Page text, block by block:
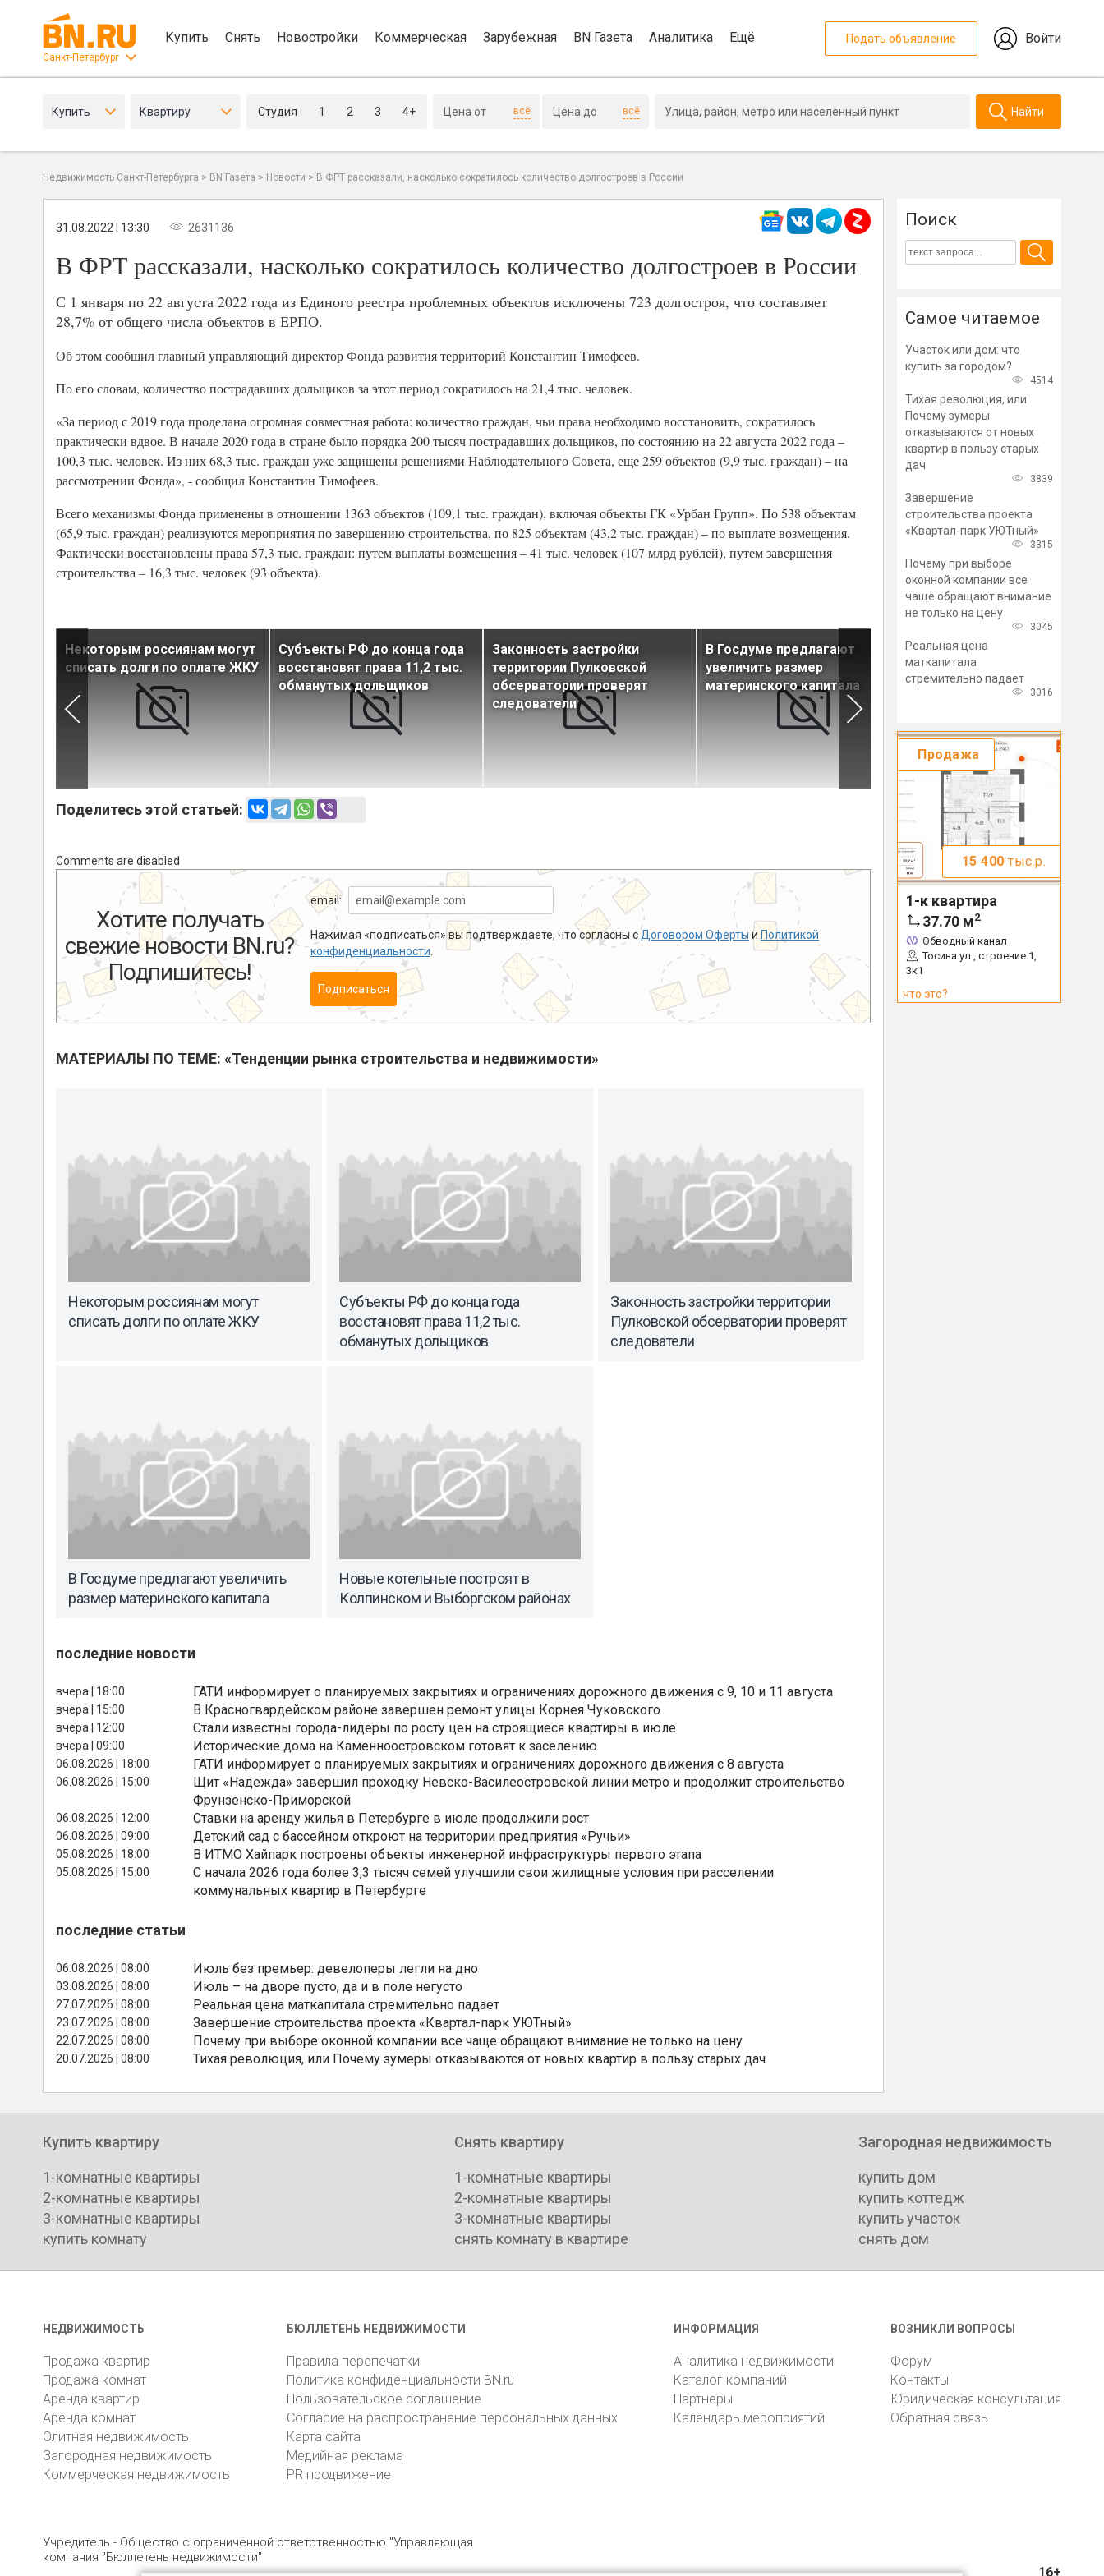
Санкт-Петербург
Купить Снять Новостройки Коммерческая Зарубежная BN Газета Аналитика Ещё Подать объявление Войти
Купить Квартиру Студия 1 2 3 4+ всё всё Найти
Недвижимость Санкт-Петербурга > BN Газета > Новости > В ФРТ рассказали, насколько сократилось количество долгостроев в России
31.08.2022 | 13:30 2631136
В ФРТ рассказали, насколько сократилось количество долгостроев в России
С 1 января по 22 августа 2022 года из Единого реестра проблемных объектов исключены 723 долгостроя, что составляет
28,7% от общего числа объектов в ЕРПО.
Об этом сообщил главный управляющий директор Фонда развития территорий Константин Тимофеев.
По его словам, количество пострадавших дольщиков за этот период сократилось на 21,4 тыс. человек.
«За период с 2019 года проделана огромная совместная работа: количество граждан, чьи права необходимо восстановить, сократилось
практически вдвое. В начале 2020 года в стране было порядка 200 тысяч пострадавших дольщиков, по состоянию на 22 августа 2022 года –
100,3 тыс. человек. Из них 68,3 тыс. граждан уже защищены решениями Наблюдательного Совета, еще 259 объектов (9,9 тыс. граждан) – на
рассмотрении Фонда», - сообщил Константин Тимофеев.
Всего механизмы Фонда применены в отношении 1363 объектов (109,1 тыс. граждан), включая объекты ГК «Урбан Групп». По 538 объектам
(65,9 тыс. граждан) реализуются мероприятия по завершению строительства, по 825 объектам (43,2 тыс. граждан) – по выплате возмещения.
Фактически восстановлены права 57,3 тыс. граждан: путем выплаты возмещения – 41 тыс. человек (107 млрд рублей), путем завершения
строительства – 16,3 тыс. человек (93 объекта).
Некоторым россиянам могут
списать долги по оплате ЖКУ
Субъекты РФ до конца года
восстановят права 11,2 тыс.
обманутых дольщиков
Законность застройки
территории Пулковской
обсерватории проверят
следователи
В Госдуме предлагают
увеличить размер
материнского капитала
Новые котельные построят
Колпинском и Выборгском
районах
Поделитесь этой статьей:
Comments are disabled
Хотите получать
свежие новости BN.ru?
Подпишитесь!
email:
Нажимая «подписаться» вы подтверждаете, что согласны с Договором Оферты и Политикой
конфиденциальности
Подписаться
МАТЕРИАЛЫ ПО ТЕМЕ: «Тенденции рынка строительства и недвижимости»
Некоторым россиянам могут
списать долги по оплате ЖКУ
Субъекты РФ до конца года
восстановят права 11,2 тыс.
обманутых дольщиков
Законность застройки территории
Пулковской обсерватории проверят
следователи
В Госдуме предлагают увеличить
размер материнского капитала
Новые котельные построят в
Колпинском и Выборгском районах
последние новости
вчера | 18:00 ГАТИ информирует о планируемых закрытиях и ограничениях дорожного движения с 9, 10 и 11 августа
вчера | 15:00 В Красногвардейском районе завершен ремонт улицы Корнея Чуковского
вчера | 12:00 Стали известны города-лидеры по росту цен на строящиеся квартиры в июле
вчера | 09:00 Исторические дома на Каменноостровском готовят к заселению
06.08.2026 | 18:00 ГАТИ информирует о планируемых закрытиях и ограничениях дорожного движения с 8 августа
06.08.2026 | 15:00
Щит «Надежда» завершил проходку Невско-Василеостровской линии метро и продолжит строительство
Фрунзенско-Приморской
06.08.2026 | 12:00 Ставки на аренду жилья в Петербурге в июле продолжили рост
06.08.2026 | 09:00 Детский сад с бассейном откроют на территории предприятия «Ручьи»
05.08.2026 | 18:00 В ИТМО Хайпарк построены объекты инженерной инфраструктуры первого этапа
05.08.2026 | 15:00
С начала 2026 года более 3,3 тысяч семей улучшили свои жилищные условия при расселении
коммунальных квартир в Петербурге
последние статьи
06.08.2026 | 08:00 Июль без премьер: девелоперы легли на дно
03.08.2026 | 08:00 Июль – на дворе пусто, да и в поле негусто
27.07.2026 | 08:00 Реальная цена маткапитала стремительно падает
23.07.2026 | 08:00 Завершение строительства проекта «Квартал-парк УЮТный»
22.07.2026 | 08:00 Почему при выборе оконной компании все чаще обращают внимание не только на цену
20.07.2026 | 08:00 Тихая революция, или Почему зумеры отказываются от новых квартир в пользу старых дач
Поиск
Самое читаемое
Участок или дом: что
купить за городом?
4514
Тихая революция, или
Почему зумеры
отказываются от новых
квартир в пользу старых
дач
3839
Завершение
строительства проекта
«Квартал-парк УЮТный»
3315
Почему при выборе
оконной компании все
чаще обращают внимание
не только на цену
3045
Реальная цена
маткапитала
стремительно падает
3016
Продажа
15 400 тыс.р.
1-к квартира
37.70 м2
Обводный канал
Тосина ул., строение 1,
3к1
что это?
Купить квартиру
1-комнатные квартиры
2-комнатные квартиры
3-комнатные квартиры
купить комнату
Снять квартиру
1-комнатные квартиры
2-комнатные квартиры
3-комнатные квартиры
снять комнату в квартире
Загородная недвижимость
купить дом
купить коттедж
купить участок
снять дом
НЕДВИЖИМОСТЬ
Продажа квартир
Продажа комнат
Аренда квартир
Аренда комнат
Элитная недвижимость
Загородная недвижимость
Коммерческая недвижимость
БЮЛЛЕТЕНЬ НЕДВИЖИМОСТИ
Правила перепечатки
Политика конфиденциальности BN.ru
Пользовательское соглашение
Согласие на распространение персональных данных
Карта сайта
Медийная реклама
PR продвижение
ИНФОРМАЦИЯ
Аналитика недвижимости
Каталог компаний
Партнеры
Календарь мероприятий
ВОЗНИКЛИ ВОПРОСЫ
Форум
Контакты
Юридическая консультация
Обратная связь
Учредитель - Общество с ограниченной ответственностью "Управляющая
компания "Бюллетень недвижимости"
16+